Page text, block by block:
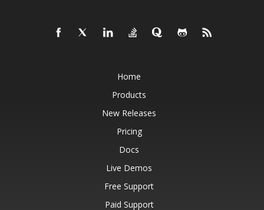
Home
Products
New Releases
Pricing
Docs
Live Demos
Free Support
Paid Support